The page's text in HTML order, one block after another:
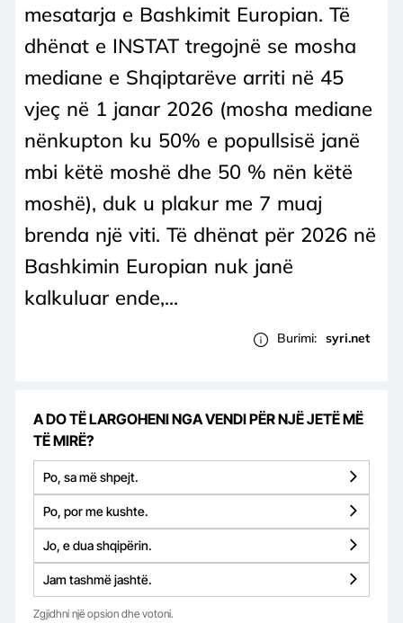
mesatarja e Bashkimit Europian. Të
dhënat e INSTAT tregojnë se mosha
mediane e Shqiptarëve arriti në 45
vjeç në 1 janar 2026 (mosha mediane
nënkupton ku 50% e popullsisë janë
mbi këtë moshë dhe 50 % nën këtë
moshë), duk u plakur me 7 muaj
brenda një viti. Të dhënat për 2026 në
Bashkimin Europian nuk janë
kalkuluar ende,...
Burimi: syri.net
A DO TË LARGOHENI NGA VENDI PËR NJË JETË MË
TË MIRË?
Po, sa më shpejt.
Po, por me kushte.
Jo, e dua shqipërin.
Jam tashmë jashtë.
Zgjidhni një opsion dhe votoni.